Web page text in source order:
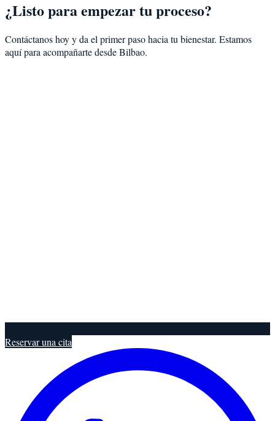
¿Listo para empezar tu proceso?
Contáctanos hoy y da el primer paso hacia tu bienestar. Estamos
aquí para acompañarte desdeBilbao.
Reservar una cita